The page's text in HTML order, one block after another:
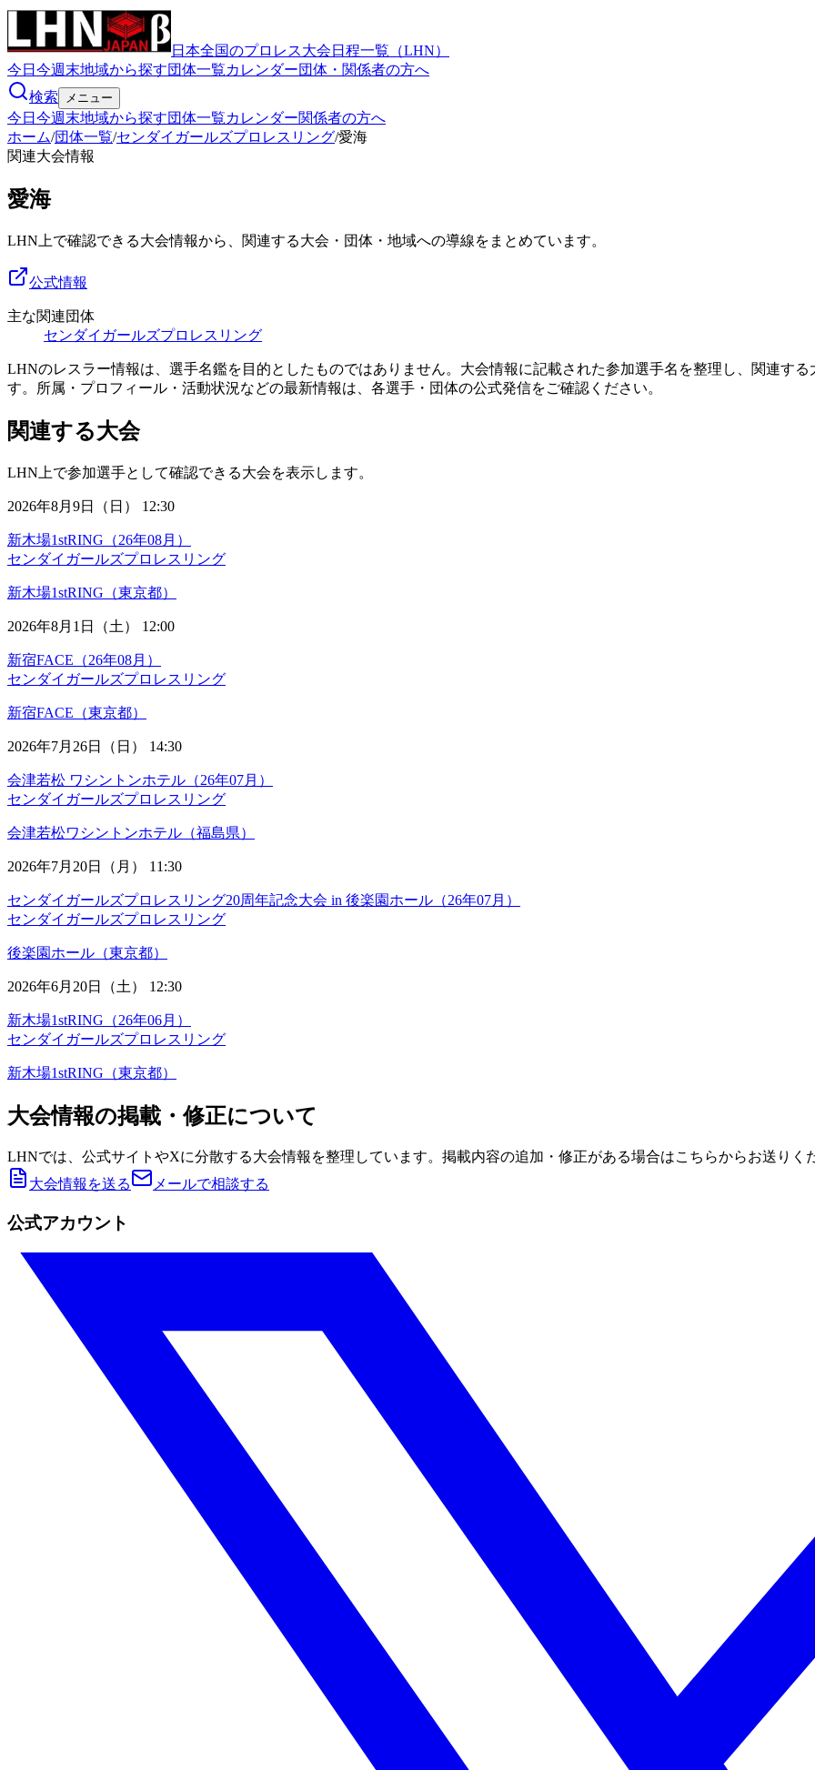
日本全国のプロレス大会日程一覧（LHN）
今日 今週末地域から探す団体一覧カレンダー団体・関係者の方へ
検索
メニュー
今日 今週末地域から探す団体一覧カレンダー関係者の方へ
ホーム/団体一覧/センダイガールズプロレスリング/愛海
関連大会情報
愛海
LHN上で確認できる大会情報から、関連する大会・団体・地域への導線をまとめています。
公式情報
主な関連団体
センダイガールズプロレスリング
LHNのレスラー情報は、選手名鑑を目的としたものではありません。大会情報に記載された参加選手名を整理し、関連す
す。所属・プロフィール・活動状況などの最新情報は、各選手・団体の公式発信をご確認ください。
関連する大会
LHN上で参加選手として確認できる大会を表示します。
2026年8月9日（日） 12:30
新木場1stRING（26年08月）
センダイガールズプロレスリング
新木場1stRING（東京都）
2026年8月1日（土） 12:00
新宿FACE（26年08月）
センダイガールズプロレスリング
新宿FACE（東京都）
2026年7月26日（日） 14:30
会津若松 ワシントンホテル（26年07月）
センダイガールズプロレスリング
会津若松ワシントンホテル（福島県）
2026年7月20日（月） 11:30
センダイガールズプロレスリング20周年記念大会 in 後楽園ホール（26年07月）
センダイガールズプロレスリング
後楽園ホール（東京都）
2026年6月20日（土） 12:30
新木場1stRING（26年06月）
センダイガールズプロレスリング
新木場1stRING（東京都）
大会情報の掲載・修正について
LHNでは、公式サイトやXに分散する大会情報を整理しています。掲載内容の追加・修正がある場合はこちらからお送りく
大会情報を送る
メールで相談する
公式アカウント